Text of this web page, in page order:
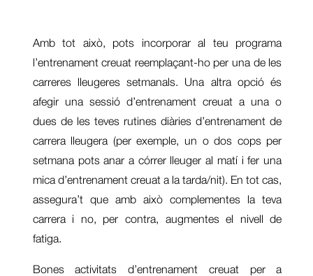
Amb tot això, pots incorporar al teu programa
l’entrenament creuat reemplaçant-ho per una de les
carreres lleugeres setmanals. Una altra opció és
afegir una sessió d’entrenament creuat a una o
dues de les teves rutines diàries d’entrenament de
carrera lleugera (per exemple, un o dos cops per
setmana pots anar a córrer lleuger al matí i fer una
mica d’entrenament creuat a la tarda/nit). En tot cas,
assegura’t que amb això complementes la teva
carrera i no, per contra, augmentes el nivell de
fatiga.
Bones activitats d’entrenament creuat per a